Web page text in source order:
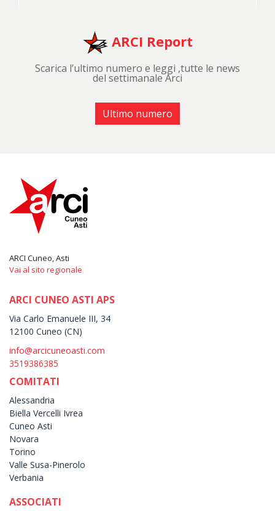
ARCI Report
Scarica l’ultimo numero e leggi ,tutte le news
del settimanale Arci
Ultimo numero
ARCI Cuneo, Asti
Vai al sito regionale
ARCI CUNEO ASTI APS
Via Carlo Emanuele III, 34
12100 Cuneo (CN)
info@arcicuneoasti.com
3519386385
COMITATI
Alessandria
Biella Vercelli Ivrea
Cuneo Asti
Novara
Torino
Valle Susa-Pinerolo
Verbania
ASSOCIATI